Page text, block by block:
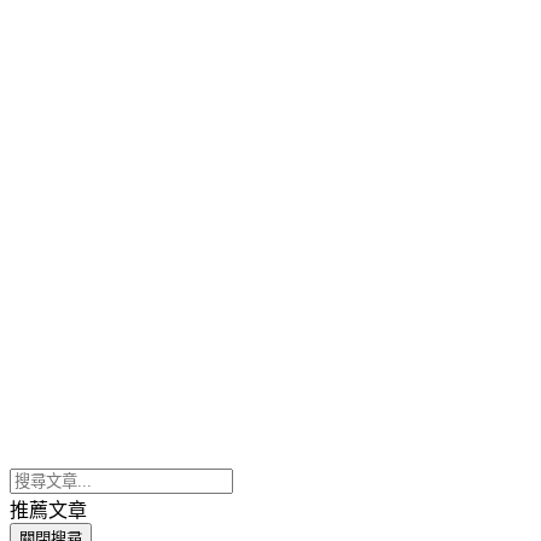
推薦文章